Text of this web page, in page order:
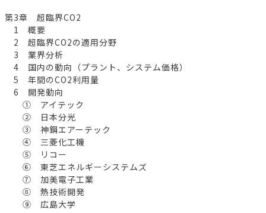
第3章 超臨界CO2
1 概要
2 超臨界CO2の適用分野
3 業界分析
4 国内の動向（プラント、システム価格）
5 年間のCO2利用量
6 開発動向
① アイテック
② 日本分光
③ 神鋼エアーテック
④ 三菱化工機
⑤ リコー
⑥ 東芝エネルギーシステムズ
⑦ 加美電子工業
⑧ 熱技術開発
⑨ 広島大学